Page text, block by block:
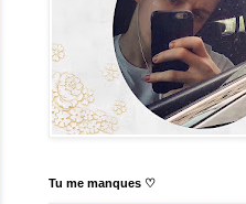
Tu me manques ♡